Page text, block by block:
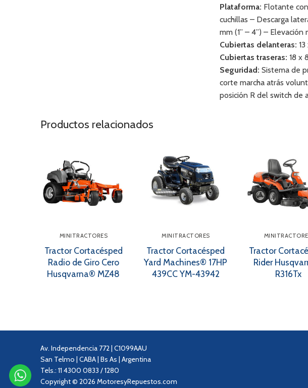
Plataforma: Flotante
cuchillas – Descarga
mm (1” – 4”) –
Cubiertas delanteras:
Cubiertas traseras: 18 x
Seguridad:Sistema de
corte marcha atrás
posición R del switch de
Productos relacionados
MINITRACTORES
Tractor Cortacésped
Radio de Giro Cero
Husqvarna® MZ48
MINITRACTORES
Tractor Cortacésped
Yard Machines® 17HP
439CC YM-43942
Tractor
Rider
R316Tx
Av. Independencia 772 | C1099AAU
San Telmo | CABA | Bs As | Argentina
Tels.: 11 4300 0833 / 1280
Copyright © 2026 MotoresyRepuestos.com